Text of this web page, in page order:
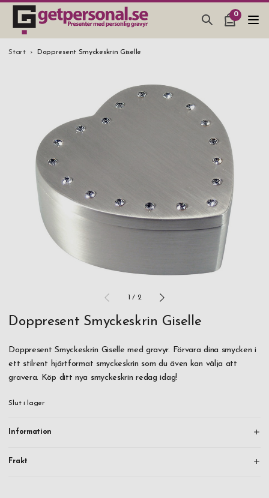
0
PRESENTER & PRYLAR
SMYCKEN & ACCESSOARER
PRESENTTIPS
BRÖLLOPSPRESENT 2026
STUDENTPRESENT 2026
Start Doppresent Smyckeskrin Giselle
1 / 2
Doppresent Smyckeskrin Giselle
Doppresent Smyckeskrin Giselle med gravyr. Förvara dina smycken i
ett stilrent hjärtformat smyckeskrin som du även kan välja att
gravera. Köp ditt nya smyckeskrin redag idag!
Slut i lager
Information
Frakt